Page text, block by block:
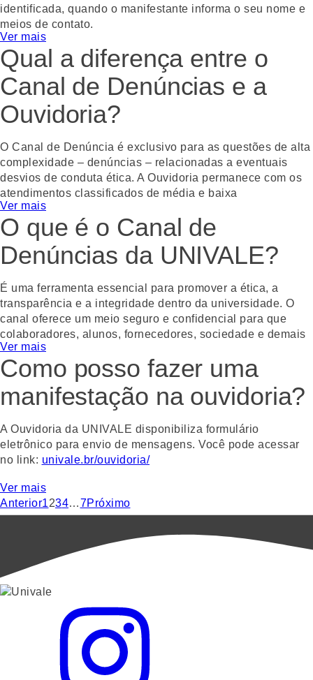
identificada, quando o manifestante informa o seu nome e
meios de contato.
Gostou? Compartilhe!
WhatsApp
Facebook
Twitter
Email
Ver mais
Qual a diferença entre o
Canal de Denúncias e a
Ouvidoria?
O Canal de Denúncia é exclusivo para as questões de alta
complexidade – denúncias – relacionadas a eventuais
desvios de conduta ética. A Ouvidoria permanece com os
atendimentos classificados de média e baixa
complexidades – reclamações, solicitações, sugestões,
críticas e elogios.
Gostou? Compartilhe!
WhatsApp
Facebook
Twitter
Email
Ver mais
O que é o Canal de
Denúncias da UNIVALE?
É uma ferramenta essencial para promover a ética, a
transparência e a integridade dentro da universidade. O
canal oferece um meio seguro e confidencial para que
colaboradores, alunos, fornecedores, sociedade e demais
públicos de relacionamento da UNIVALE possam relatar
condutas inadequadas, ilegais ou antiéticas.
Gostou? Compartilhe!
WhatsApp
Facebook
Twitter
Email
Ver mais
Como posso fazer uma
manifestação na ouvidoria?
A Ouvidoria da UNIVALE disponibiliza formulário
eletrônico para envio de mensagens. Você pode acessar
no link: univale.br/ouvidoria/
Gostou? Compartilhe!
WhatsApp
Facebook
Twitter
Email
Ver mais
Anterior1234…7Próximo